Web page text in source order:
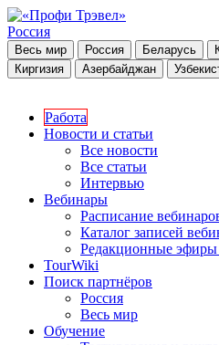
Россия
Весь мир Россия Беларусь
Киргизия
Азербайджан
Работа
Новости и статьи
Все новости
Все статьи
Интервью
Вебинары
Расписание
Каталог записей
Редакционные эфиры
TourWiki
Поиск партнёров
Россия
Весь мир
Обучение